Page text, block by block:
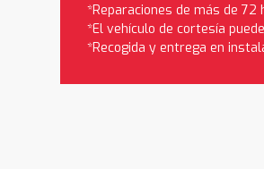
*Reparaciones de más de
*El vehículo de cortesía
*Recogida y entrega en